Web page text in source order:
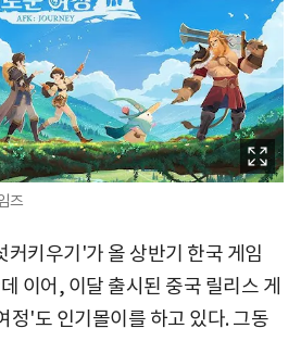
즈
커키우기'가 올 상반기 한국 게임
이어, 이달 출시된 중국 릴리스 게
정'도 인기몰이를 하고 있다. 그동